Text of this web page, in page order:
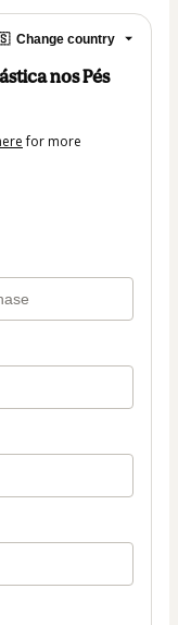
Change country
nos Pés
for more